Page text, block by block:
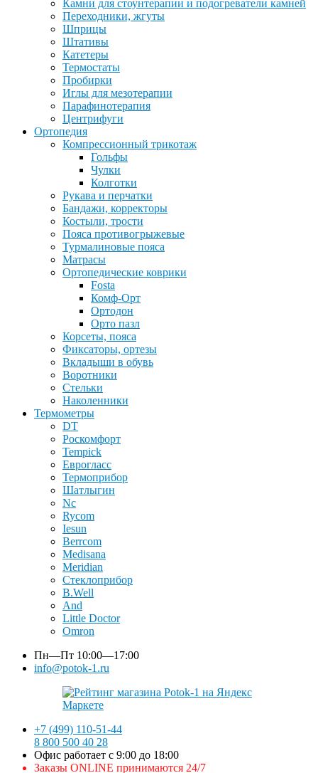
Камни для стоунтерапии и подогреватели камней
Переходники, жгуты
Шприцы
Штативы
Катетеры
Термостаты
Пробирки
Иглы для мезотерапии
Парафинотерапия
Центрифуги
Ортопедия
Компрессионный трикотаж
Гольфы
Чулки
Колготки
Рукава и перчатки
Бандажи, корректоры
Костыли, трости
Пояса противогрыжевые
Турмалиновые пояса
Матрасы
Ортопедические коврики
Fosta
Комф-Орт
Ортодон
Орто пазл
Корсеты, пояса
Фиксаторы, ортезы
Вкладыши в обувь
Воротники
Стельки
Наколенники
Термометры
DT
Роскомфорт
Tempick
Еврогласс
Термоприбор
Шатлыгин
Nc
Rycom
Iesun
Berrcom
Medisana
Meridian
Стеклоприбор
B.Well
And
Little Doctor
Omron
Пн—Пт 10:00—17:00
info@potok-1.ru
+7 (499) 110-51-44
8 800 500 40 28
Офис работает с 9:00 до 18:00
Заказы ONLINE принимаются 24/7